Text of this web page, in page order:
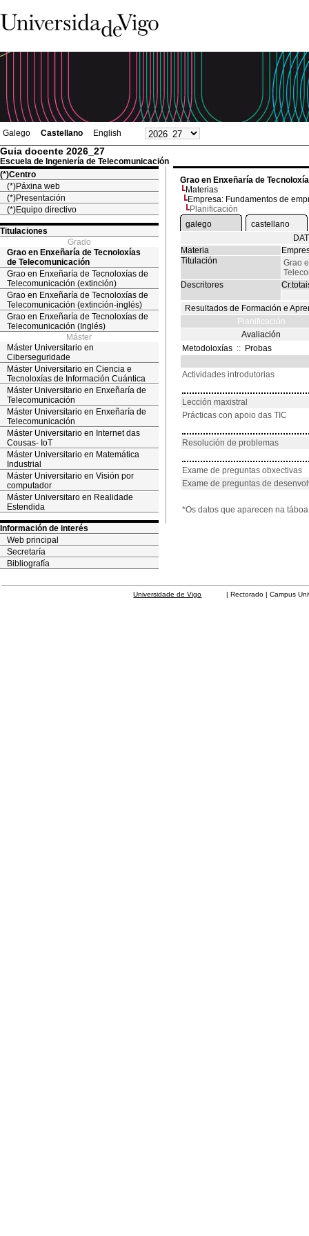
Galego Castellano English
Guia docente 2026_27
Escuela de Ingeniería de Telecomunicación
(*)Centro
(*)Páxina web
(*)Presentación
(*)Equipo directivo
Titulaciones
Grado
Grao en Enxeñaría de Tecnoloxías
de Telecomunicación
Grao en Enxeñaría de Tecnoloxías de
Telecomunicación (extinción)
Grao en Enxeñaría de Tecnoloxías de
Telecomunicación (extinción-inglés)
Grao en Enxeñaría de Tecnoloxías de
Telecomunicación (Inglés)
Máster
Máster Universitario en
Ciberseguridade
Máster Universitario en Ciencia e
Tecnoloxías de Información Cuántica
Máster Universitario en Enxeñaría de
Telecomunicación
Máster Universitario en Enxeñaría de
Telecomunicación
Máster Universitario en Internet das
Cousas- IoT
Máster Universitario en Matemática
Industrial
Máster Universitario en Visión por
computador
Máster Universitaro en Realidade
Estendida
Información de interés
Web principal
Secretaría
Bibliografía
Grao en Enxeñaría de
Materias
Empresa: Fundamentos de
Planificación
galego
castellano
Materia
Titulación
Grao
Descritores
Resultados de Formación e
Planificación
Avaliación
Metodoloxías :: Probas
Actividades introdutorias
Lección maxistral
Prácticas con apoio das TIC
Resolución de problemas
Exame de preguntas obxectivas
Exame de preguntas de
*Os datos que aparecen na
Universidade de Vigo | Rectorado | Campus